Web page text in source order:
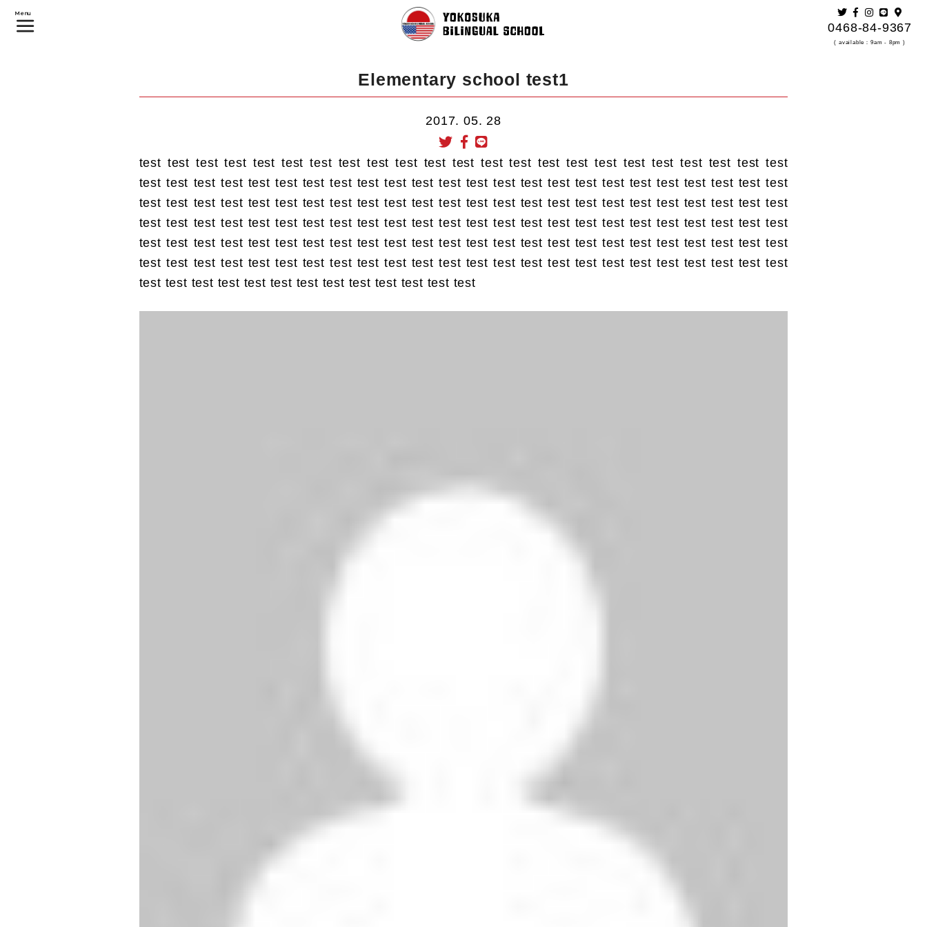
Menu
0468-84-9367
( available：9am - 8pm )
Elementary school test1
2017. 05. 28
test test test test test test test test test test test test test test test test test test test test test test test
test test test test test test test test test test test test test test test test test test test test test test test test
test test test test test test test test test test test test test test test test test test test test test test test test
test test test test test test test test test test test test test test test test test test test test test test test test
test test test test test test test test test test test test test test test test test test test test test test test test
test test test test test test test test test test test test test test test test test test test test test test test test
test test test test test test test test test test test test test